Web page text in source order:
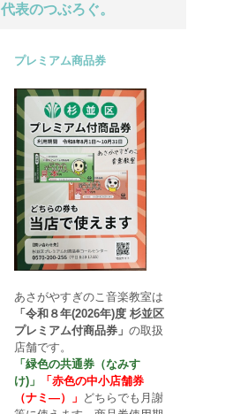
代表のつぶろぐ。
プレミアム商品券
あさがやすぎのこ音楽教室は
「令和８年(2026年)度 杉並区
プレミアム付商品券」 の取扱
店舗です。
「緑色の共通券（なみす
け)」
「赤色の中小店舗券
（ナミ―）」 どちらでも月謝